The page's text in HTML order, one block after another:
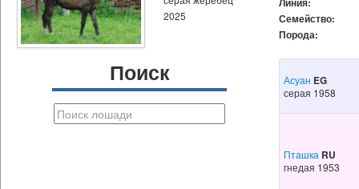
2025
Поиск
Семейство:
Порода:
Асуан EG
серая 1958
Пташка RU
гнедая 1953